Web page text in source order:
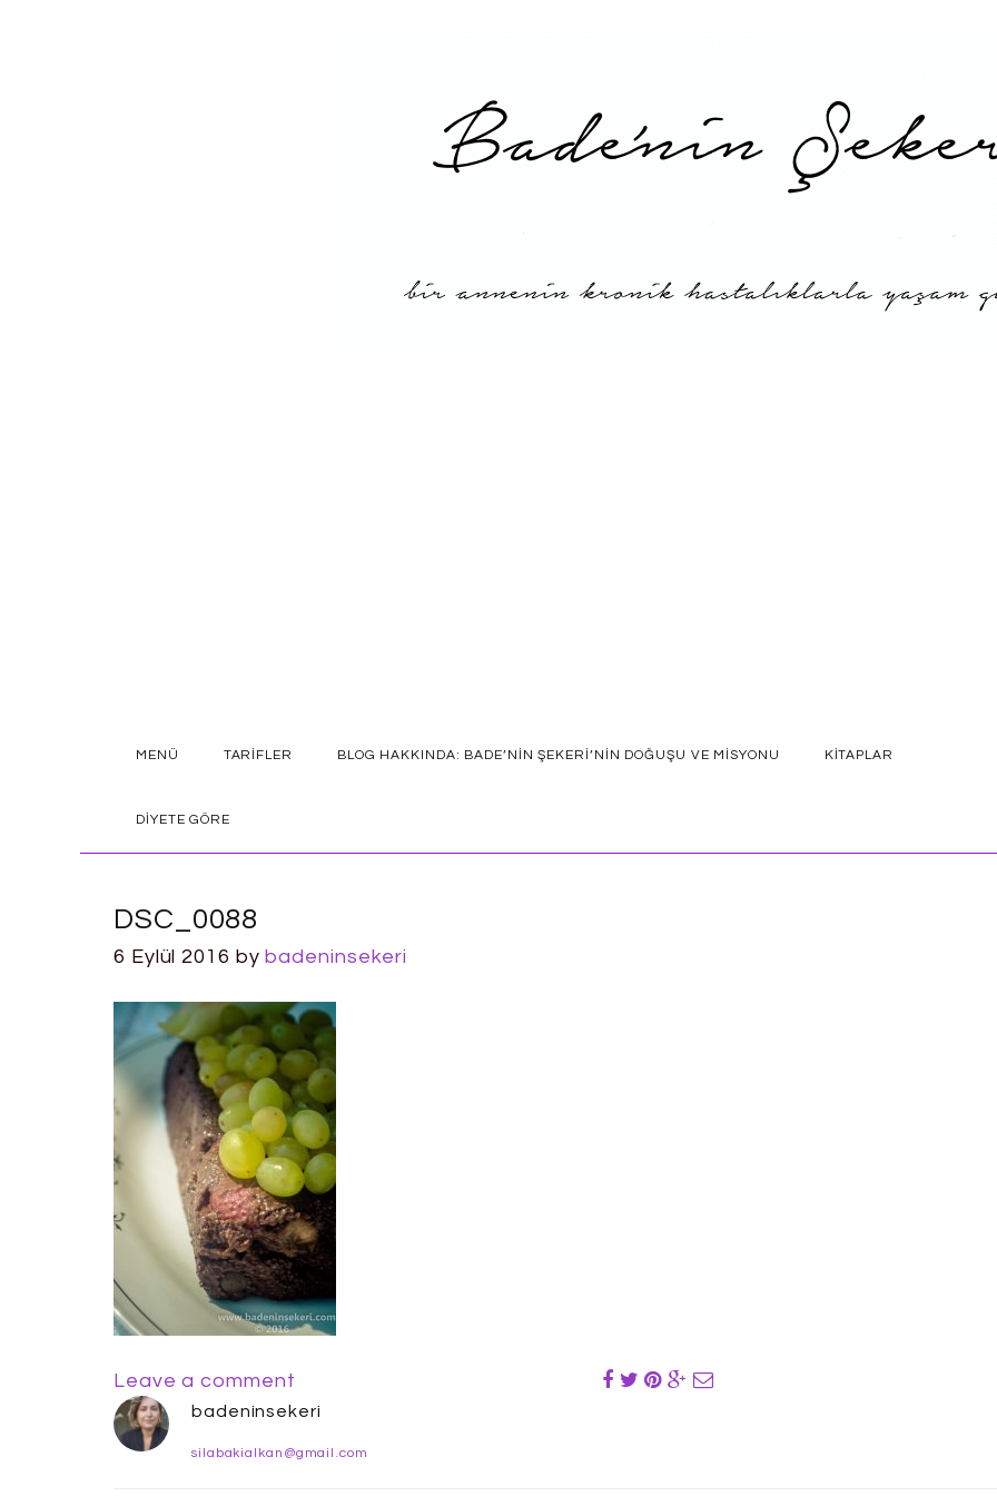
SKIPMENÜ TARIFLER BLOG HAKKINDA: BADE’NIN ŞEKERI’NIN DOĞUŞU VE MISYONU KITAPLAR
DIYETE GÖRE
DSC_0088
6 Eylül 2016 bybadeninsekeri
Leave a comment
badeninsekeri
silabakialkan@gmail.com